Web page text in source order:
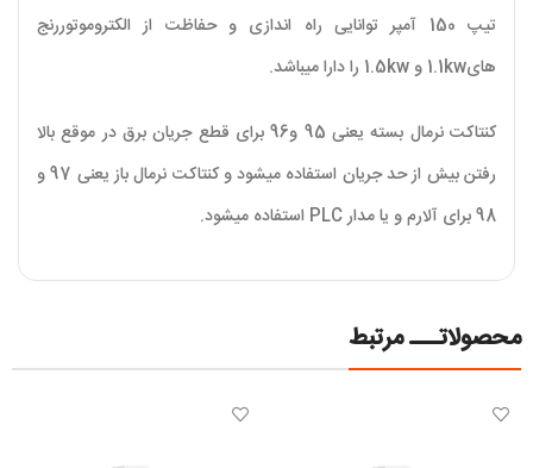
تیپ 150 آمپر توانایی راه اندازی و حفاظت از الکتروموتوررنج
های1.1kw و 1.5kw را دارا میباشد.
کنتاکت نرمال بسته یعنی 95 و96 برای قطع جریان برق در موقع بالا
رفتن بیش از حد جریان استفاده میشود و کنتاکت نرمال باز یعنی 97 و
98 برای آلارم و یا مدار PLC استفاده میشود.
محصولاتـــ مرتبط